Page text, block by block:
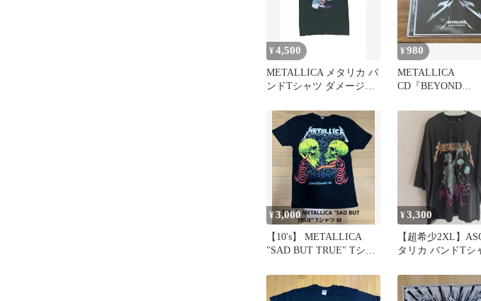
¥4,500
METALLICA メタリカ バ
ンドTシャツ ダメージ
黒
¥980
METALLICA
CD『BEYOND
¥3,000
【10's】 METALLICA
"SAD BUT TRUE" Tシャ
¥3,300
【超希少2XL】
タリカ バンドTシ